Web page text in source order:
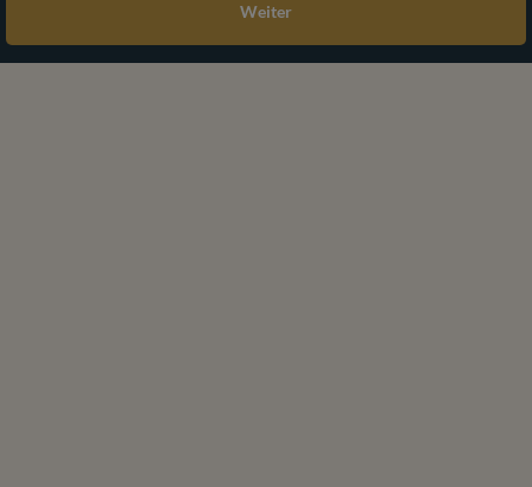
Weiter